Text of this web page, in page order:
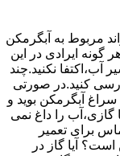
مربوط به آبگرمکن
گونه ایرادی در این
آب،اکتفا نکنید.چند
کنید.در صورتی
آبگرمکن بوید و
گازی،آب را داغ نمی
برای تعمیر
آیا گاز در